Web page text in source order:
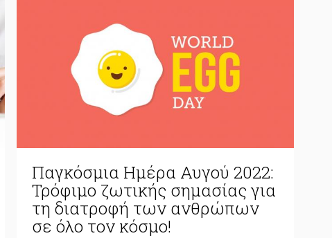
Παγκόσμια Ημέρα Αυγού 2022:
Τρόφιμο ζωτικής σημασίας για
τη διατροφή των ανθρώπων
σε όλο τον κόσμο!